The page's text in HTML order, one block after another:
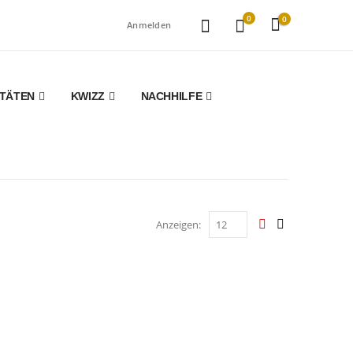
Anmelden
0 0
KWIZZ NACHHILFE
Anzeigen: